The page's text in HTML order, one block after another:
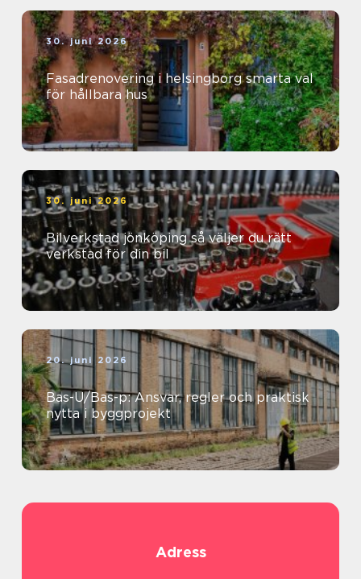
30. juni 2026
Fasadrenovering i helsingborg smarta val
för hållbara hus
30. juni 2026
Bilverkstad jönköping så väljer du rätt
verkstad för din bil
20. juni 2026
Bas-U/Bas-p: Ansvar, regler och praktisk
nytta i byggprojekt
Adress